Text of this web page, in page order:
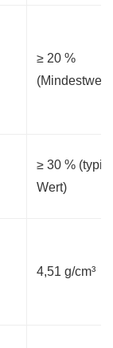
≥ 20 %
(Mindestwert)
≥ 30 %
Wert)
4,51 g/cm³